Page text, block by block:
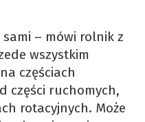
– mówi rolnik z
wszystkim
częściach
części ruchomych,
rotacyjnych. Może